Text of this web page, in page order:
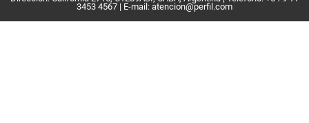
3453 4567 | E-mail: atencion@perfil.com